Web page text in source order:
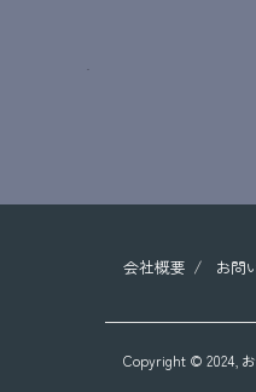
会社概要 お問
Copyright © 2024,